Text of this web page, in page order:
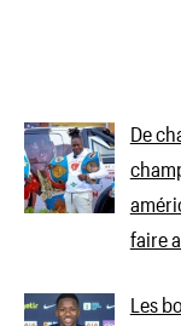
De
faire
Les